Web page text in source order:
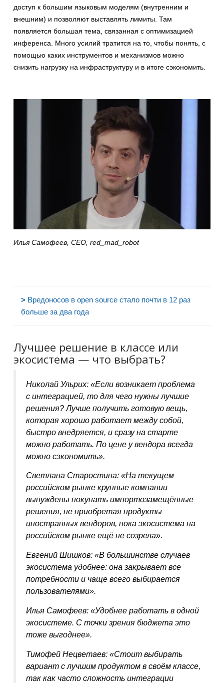
доступ к большим языковым моделям (внутренним и
внешним) и позволяют выставлять лимиты. Там
появляется большая тема, связанная с оптимизацией
инференса. Много усилий тратится на то, чтобы понять, с
помощью каких инструментов и механизмов можно
снизить нагрузку на инфраструктуру и в итоге сэкономить.
Илья Самофеев, CEO, red_mad_robot
> Вредоносов в open source стало почти в 12 раз
больше за два года
Лучшее решение в классе или
экосистема — что выбрать?
Николай Ульрих: «Если возникает проблема
с интеграцией, то для чего нужны лучшие
решения? Лучше получить готовую вещь,
которая хорошо работает между собой,
быстро внедряется, и сразу на старте
можно работать. По цене у вендора всегда
можно сэкономить».
Светлана Старостина: «На текущем
российском рынке крупные компании
вынуждены покупать импортозамещённые
решения, не приобретая продукты
иностранных вендоров, пока экосистема на
российском рынке ещё не созрела».
Евгений Шишков: «В большинстве случаев
экосистема удобнее: она закрывает все
потребности и чаще всего выбирается
пользователями».
Илья Самофеев: «Удобнее работать в одной
экосистеме. С точки зрения бюджета это
тоже выгоднее».
Тимофей Нецветаев: «Стоит выбирать
вариант с лучшим продуктом в своём классе,
так как часто сложность интеграции